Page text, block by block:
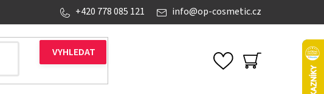
info@op-cosmetic.cz
+420 778 085 121
NÁKUPNÍ